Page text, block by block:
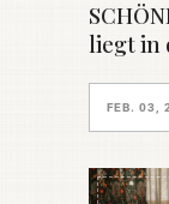
liegt in
FEB. 03,